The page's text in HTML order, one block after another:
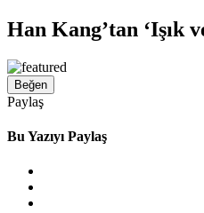
Han Kang’tan ‘Işık
Beğen
Paylaş
Bu Yazıyı Paylaş